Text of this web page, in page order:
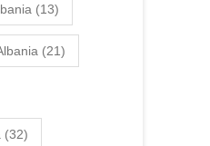
(13)
(21)
(32)